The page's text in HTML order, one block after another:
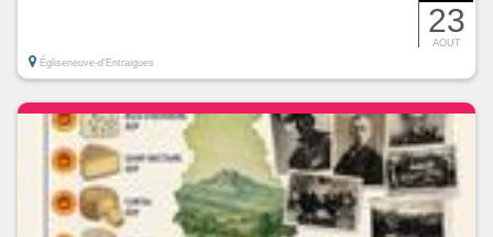
23
AOUT
Égliseneuve-d'Entraigues